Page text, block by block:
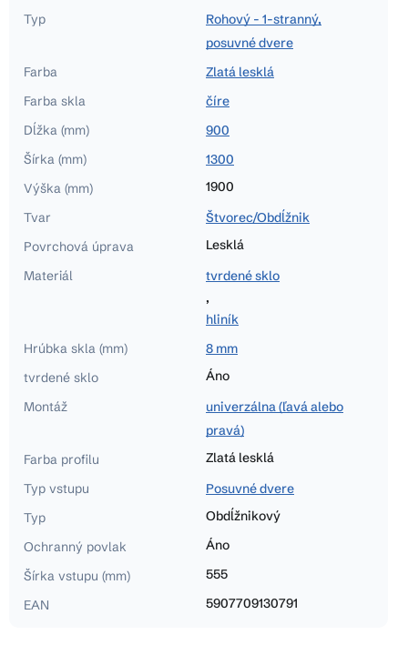
Typ
Rohový - 1-stranný,
posuvné dvere
Farba
Zlatá lesklá
Farba skla
číre
Dĺžka (mm)
900
Šírka (mm)
1300
Výška (mm)
1900
Tvar
Štvorec/Obdĺžnik
Povrchová úprava
Lesklá
Materiál
tvrdené sklo
,
hliník
Hrúbka skla (mm)
8 mm
tvrdené sklo
Áno
Montáž
univerzálna (ľavá alebo
pravá)
Farba profilu
Zlatá lesklá
Typ vstupu
Posuvné dvere
Typ
Obdĺžnikový
Ochranný povlak
Áno
Šírka vstupu (mm)
555
EAN
5907709130791